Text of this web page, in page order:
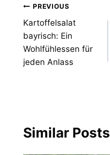
Post
navigation
PREVIOUS
Kartoffelsalat
bayrisch: Ein
Wohlfühlessen für
jeden Anlass
Similar Posts